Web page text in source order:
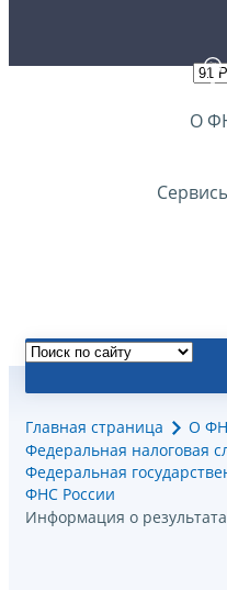
О
Главная страница
О
Федеральная налоговая
Федеральная
ФНС России
Информация о